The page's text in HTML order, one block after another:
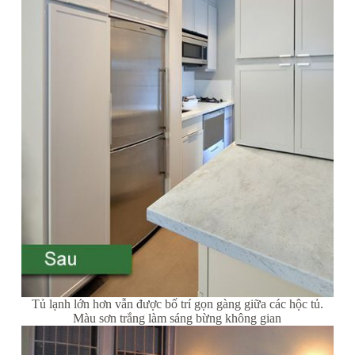
Tủ lạnh lớn hơn vẫn được bố trí gọn gàng giữa các hộc tủ.
Màu sơn trắng làm sáng bừng không gian